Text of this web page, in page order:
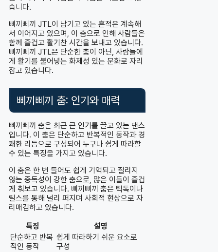
습니다.
삐끼삐끼 JTL이 남기고 있는 흔적은 계속해
서 이어지고 있으며, 이 춤으로 인해 사람들은
함께 즐겁고 활기찬 시간을 보내고 있습니다.
삐끼삐끼 JTL은 단순한 춤이 아닌, 사람들에
게 활기를 불어넣는 화제성 있는 문화로 자리
잡고 있습니다.
삐끼삐끼 춤: 인기와 매력
삐끼삐끼 춤은 최근 큰 인기를 끌고 있는 댄스
입니다. 이 춤은 단순하고 반복적인 동작과 경
쾌한 리듬으로 구성되어 누구나 쉽게 따라할
수 있는 특징을 가지고 있습니다.
이 춤은 한 번 들어도 쉽게 기억되고 질리지
않는 중독성이 강한 춤으로, 많은 이들이 즐겁
게 춰보고 있습니다. 삐끼삐끼 춤은 틱톡이나
릴스를 통해 널리 퍼지며 사회적 현상으로 자
리매김하고 있습니다.
특징
설명
단순하고 반복
적인 동작
쉽게 따라하기 쉬운 요소로
구성